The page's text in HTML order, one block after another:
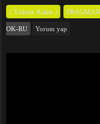
( Yüksek Kalite ) FRAGMAN
OK-RU Yorum yap